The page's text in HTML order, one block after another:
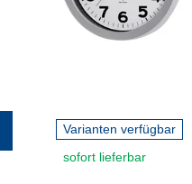
Varianten verfügbar
sofort lieferbar